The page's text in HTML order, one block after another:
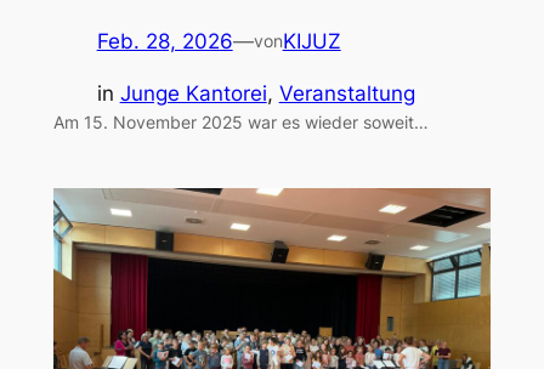
Feb. 28, 2026—vonKIJUZ
in Junge Kantorei, Veranstaltung
Am 15. November 2025 war es wieder soweit…